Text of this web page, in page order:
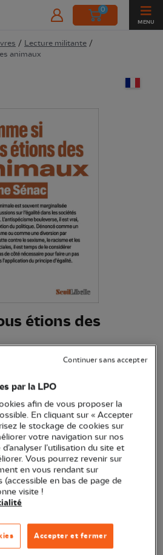
0
MENU
/ Lecture militante /
animaux
étions des
pour l'égalité incluent aussi la
Voir plus
au panier
par la LPO
afin de vous proposer la
En cliquant sur « Accepter
le stockage de cookies sur
votre navigation sur nos
l’utilisation du site et
Vous pourrez revenir sur
en vous rendant sur
(accessible en bas de page de
visite !
Accepter et fermer
Continuer sans accepter